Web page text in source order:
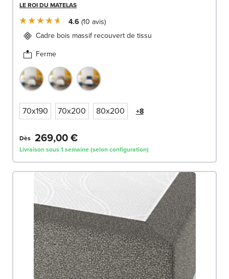
LE ROI DU MATELAS
4.6 10 avis
Cadre bois massif recouvert de tissu
Ferme
70x190 70x200 80x200 +8
Dès 269,00 €
Livraison sous 1 semaine (selon configuration)